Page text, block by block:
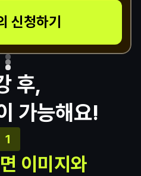
신청하기
후,
가능해요!
1
이미지와